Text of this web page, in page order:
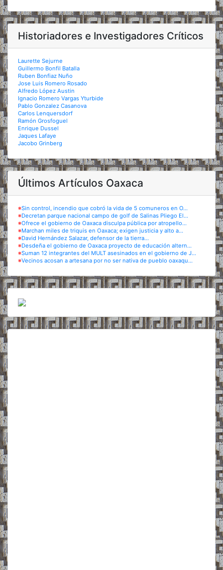
Historiadores e Investigadores Críticos
Laurette Sejurne
Guillermo Bonfil Batalla
Ruben Bonfiaz Nuño
Jose Luis Romero Rosado
Alfredo López Austin
Ignacio Romero Vargas Yturbide
Pablo Gonzalez Casanova
Carlos Lenquersdorf
Ramón Grosfoguel
Enrique Dussel
Jaques Lafaye
Jacobo Grinberg
Últimos Artículos Oaxaca
※Sin control, incendio que cobró la vida de 5 comuneros en O...
※Decretan parque nacional campo de golf de Salinas Pliego El...
※Ofrece el gobierno de Oaxaca disculpa pública por atropello...
※Marchan miles de triquis en Oaxaca; exigen justicia y alto a...
※David Hernández Salazar, defensor de la tierra...
※Desdeña el gobierno de Oaxaca proyecto de educación altern...
※Suman 12 integrantes del MULT asesinados en el gobierno de J...
※Vecinos acosan a artesana por no ser nativa de pueblo oaxaqu...